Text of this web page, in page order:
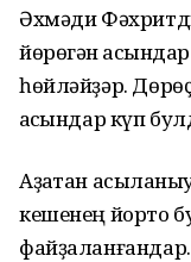
Әхмәди
йөрөгән
һөйләйҙәр.
ҡасҡындар күп
Аҙаҡтан
кешенең йорто